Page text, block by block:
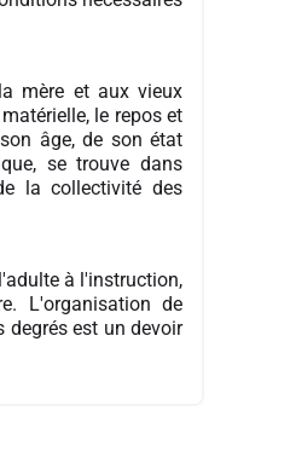
mère et aux vieux
le repos et
âge, de son état
se trouve dans
la collectivité des
à l'instruction,
L'organisation de
degrés est un devoir